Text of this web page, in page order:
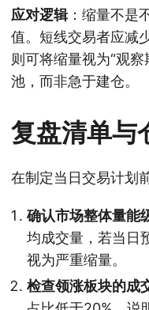
应对逻辑：缩量不是
值。短线交易者应减
则可将缩量视为“观
池，而非急于建仓。
复盘清单与
在制定当日交易计划
确认市场整体量能
均成交量，若当日
视为严重缩量。
检查领涨板块的成